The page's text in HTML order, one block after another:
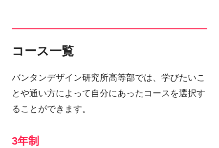
コース一覧
バンタンデザイン研究所高等部では、学びたいこ
とや通い方によって自分にあったコースを選択す
ることができます。
3年制